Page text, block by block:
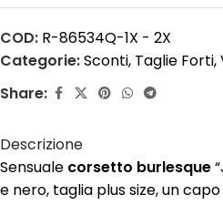
COD: R-86534Q-1X - 2X
Categorie:Sconti, Taglie Forti,
Share:
Descrizione
Sensuale corsetto burlesque
e nero, taglia plus size, un